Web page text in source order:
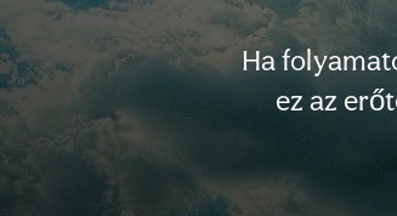
Ha
ez az